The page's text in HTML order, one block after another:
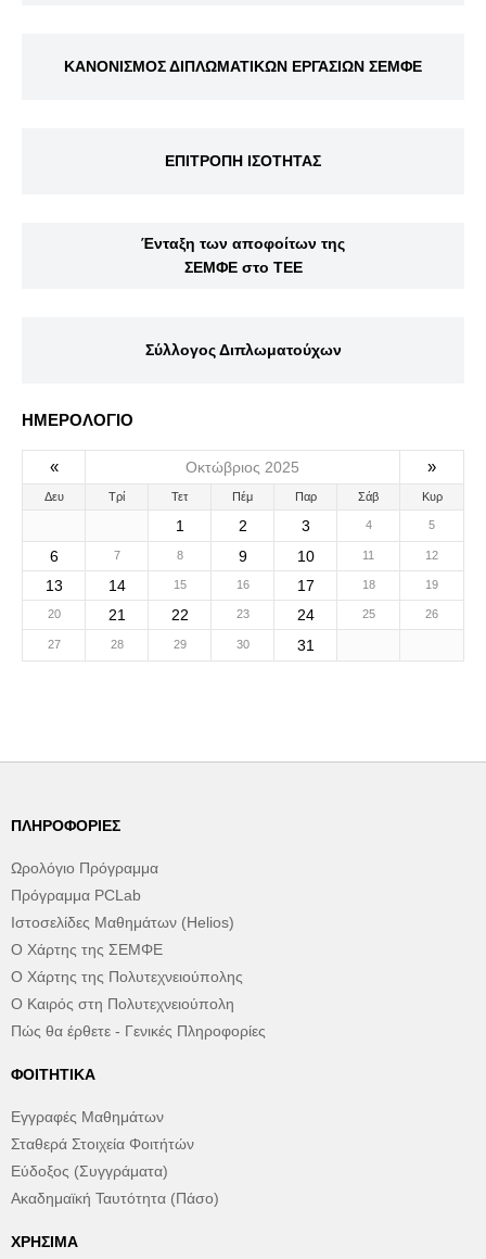
ΚΑΝΟΝΙΣΜΟΣ ΔΙΠΛΩΜΑΤΙΚΩΝ ΕΡΓΑΣΙΩΝ ΣΕΜΦΕ
ΕΠΙΤΡΟΠΗ ΙΣΟΤΗΤΑΣ
Ένταξη των αποφοίτων της
ΣΕΜΦΕ στο ΤΕΕ
Σύλλογος Διπλωματούχων
ΗΜΕΡΟΛΟΓΙΟ
« Οκτώβριος 2025 »
Δευ Τρί Τετ Πέμ Παρ Σάβ Κυρ
1 2 3 4 5
6 7 8 9 10 11 12
13 14 15 16 17 18 19
20 21 22 23 24 25 26
27 28 29 30 31
ΠΛΗΡΟΦΟΡΊΕΣ
Ωρολόγιο Πρόγραμμα
Πρόγραμμα PCLab
Ιστοσελίδες Μαθημάτων (Helios)
Ο Χάρτης της ΣΕΜΦΕ
Ο Χάρτης της Πολυτεχνειούπολης
Ο Καιρός στη Πολυτεχνειούπολη
Πώς θα έρθετε - Γενικές Πληροφορίες
ΦΟΙΤΗΤΙΚΆ
Εγγραφές Μαθημάτων
Σταθερά Στοιχεία Φοιτήτών
Εύδοξος (Συγγράματα)
Ακαδημαϊκή Ταυτότητα (Πάσο)
ΧΡΉΣΙΜΑ